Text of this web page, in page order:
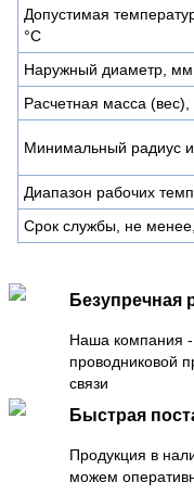
Допустимая
°C
Наружный диаметр, мм
Расчетная масса (вес),
Минимальный радиус
Диапазон рабочих
Срок службы, не
Безупречная
Наша компания
проводниковой
связи
Быстрая
Продукция в
можем